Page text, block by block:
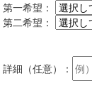
第一希望：
第二希望：
詳細（任意）：